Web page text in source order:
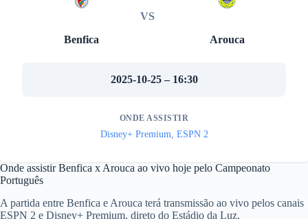
Benfica
VS
Arouca
2025-10-25 – 16:30
ONDE ASSISTIR
Disney+ Premium, ESPN 2
Onde assistir Benfica x Arouca ao vivo hoje pelo Campeonato
Português
A partida entre Benfica e Arouca terá transmissão ao vivo pelos canais
ESPN 2 e Disney+ Premium, direto do Estádio da Luz.